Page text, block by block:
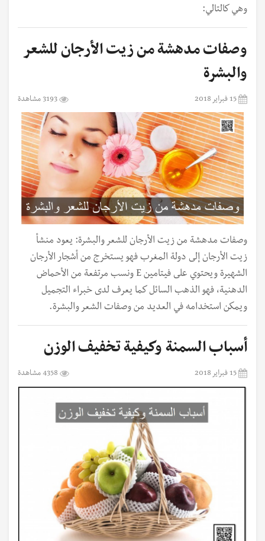
وهي كالتالي:
وصفات مدهشة من زيت الأرجان للشعر
والبشرة
15 فبراير 2018 3193 مشاهدة
وصفات مدهشة من زيت الأرجان للشعر والبشرة: يعود منشأ
زيت الأرجان إلى دولة المغرب فهو يستخرج من أشجار الأرجان
الشهيرة ويحتوي على فيتامين E ونسب مرتفعة من الأحماض
الدهنية، فهو الذهب السائل كما يعرف لدى خبراء التجميل
ويمكن استخدامه في العديد من وصفات الشعر والبشرة.
أسباب السمنة وكيفية تخفيف الوزن
15 فبراير 2018 4358 مشاهدة